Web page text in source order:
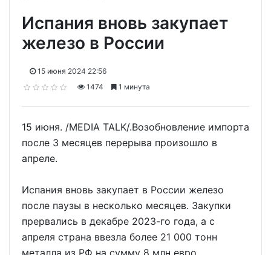
Испания вновь закупает
железо в России
15 июня 2024 22:56
1474
1 минута
15 июня. /MEDIA TALK/.Возобновление импорта
после 3 месяцев перерыва произошло в
апреле.
Испания вновь закупает в России железо
после паузы в несколько месяцев. Закупки
прервались в декабре 2023-го года, а с
апреля страна ввезла более 21 000 тонн